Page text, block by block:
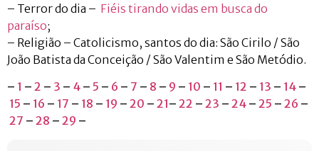
– Terror do dia – Fiéis tirando vidas em busca do
paraíso;
– Religião – Catolicismo, santos do dia: São Cirilo / São
João Batista da Conceição / São Valentim e São Metódio.
– 1 – 2 – 3 – 4 – 5 – 6 – 7 – 8 – 9 – 10 – 11 – 12 – 13 – 14 –
15 – 16 – 17 – 18 – 19 – 20 – 21– 22 – 23 – 24 – 25 – 26 –
27 – 28 – 29 –